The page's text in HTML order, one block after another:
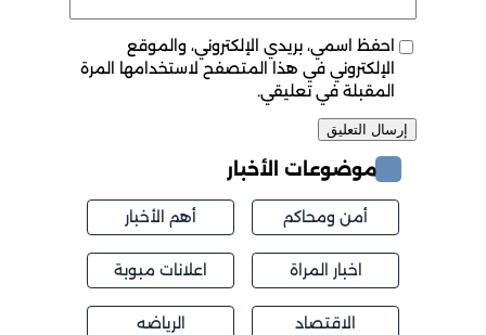
احفظ اسمي، بريدي الإلكتروني، والموقع
الإلكتروني في هذا المتصفح لاستخدامها المرة
المقبلة في تعليقي.
موضوعات الأخبار
أمن ومحاكم أهم الأخبار
اخبار المراة اعلانات مبوبة
الاقتصاد الرياضه